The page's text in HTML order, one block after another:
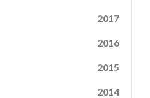
2017
2016
2015
2014